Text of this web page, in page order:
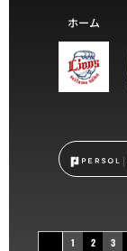
ホーム
1 2 3